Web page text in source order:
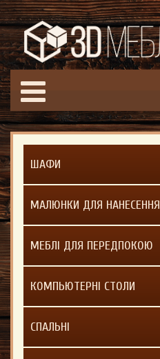
ШАФИ
МАЛЮНКИ ДЛЯ НАНЕСЕННЯ
МЕБЛІ ДЛЯ ПЕРЕДПОКОЮ
КОМПЬЮТЕРНІ СТОЛИ
СПАЛЬНІ